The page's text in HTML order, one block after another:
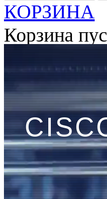
КОРЗИНА
Корзина
Cisco